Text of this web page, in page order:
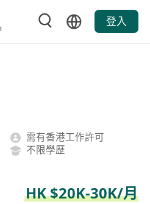
登入
需有香港工作許可
不限學歷
HK $20K-30K/月